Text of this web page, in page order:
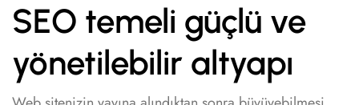
SEO temeli güçlü ve
yönetilebilir altyapı